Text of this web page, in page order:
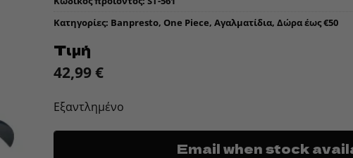
Κατηγορίες: Banpresto, One Piece, Αγαλματίδια, Δώρα έως €50
Τιμή
42,99€
Εξαντλημένο
Email when stock